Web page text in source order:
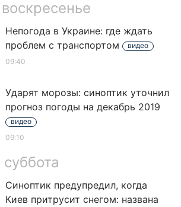
Непогода в Украине: где ждать
проблем с транспортом
видео
09:40
Ударят морозы: синоптик уточнил
прогноз погоды на декабрь 2019
видео
09:10
Синоптик предупредил, когда
Киев притрусит снегом: названа